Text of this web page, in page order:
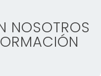
NOSOTROS